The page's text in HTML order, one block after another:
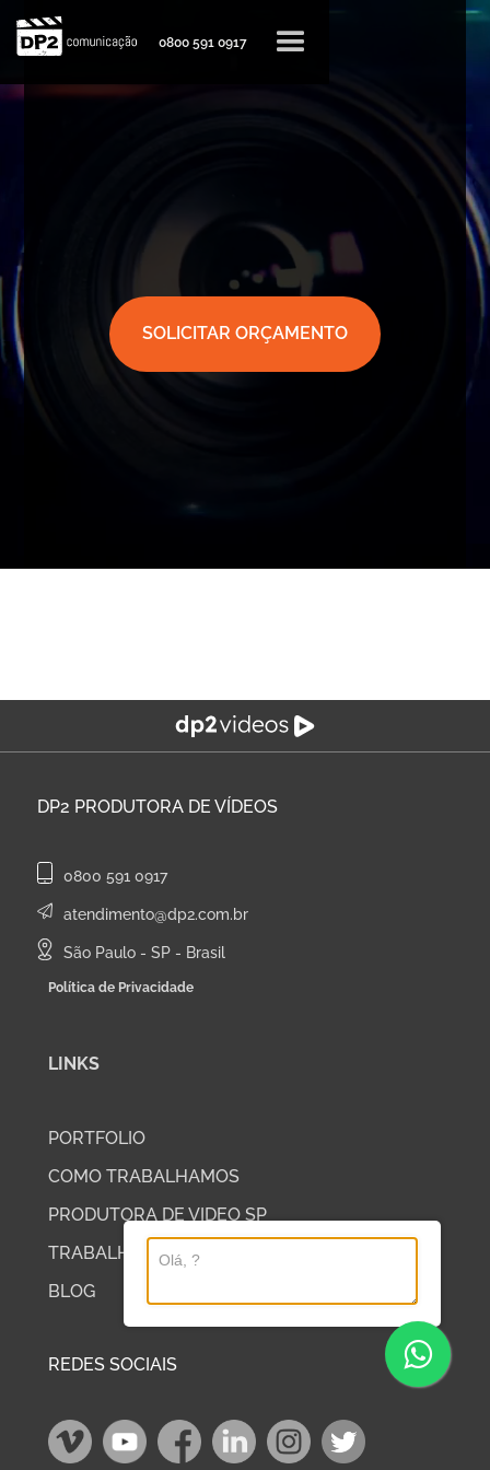
0800 591 0917
SOLICITAR ORÇAMENTO
DP2 PRODUTORA DE VÍDEOS
0800 591 0917
atendimento@dp2.com.br
São Paulo - SP - Brasil
Política de Privacidade
LINKS
PORTFOLIO
COMO TRABALHAMOS
PRODUTORA DE VIDEO SP
TRABALHE COM A DP2
BLOG
REDES SOCIAIS